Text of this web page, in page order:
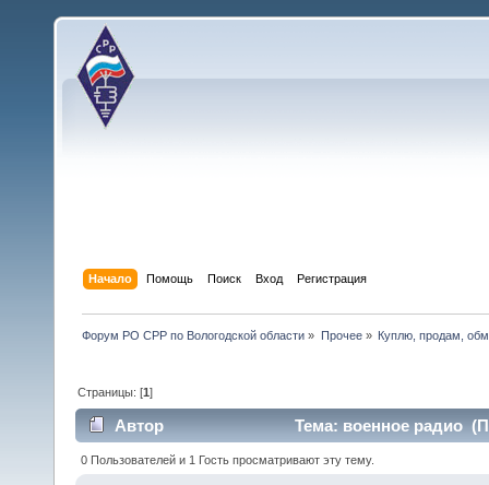
Начало Помощь Поиск Вход Регистрация
Форум РО СРР по Вологодской области » Прочее» Куплю, продам,
Страницы: [1]
Автор Тема: военное радио
0 Пользователей и 1 Гость просматривают эту тему.